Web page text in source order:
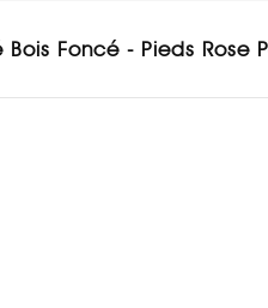
Foncé - Pieds Rose